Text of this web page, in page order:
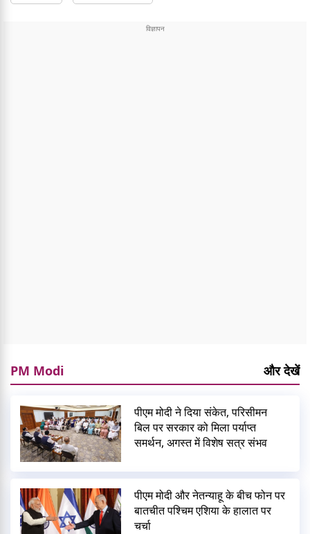
PM Modi और देखें
पीएम मोदी ने दिया संकेत, परिसीमन
बिल पर सरकार को मिला पर्याप्त
समर्थन, अगस्त में विशेष सत्र संभव
पीएम मोदी और नेतन्याहू के बीच फोन पर
बातचीत पश्चिम एशिया के हालात पर
चर्चा